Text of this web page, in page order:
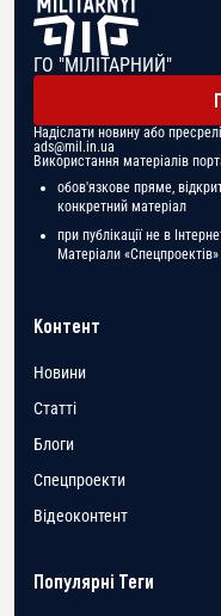
ГО "МІЛІТАРНИЙ"
Надіслати новину або
ads@mil.in.ua
Використання матеріалів
обов'язкове пряме,
конкретний матеріал
при публікації не в
Матеріали
Контент
Новини
Статті
Блоги
Спецпроекти
Відеоконтент
Популярні Теги